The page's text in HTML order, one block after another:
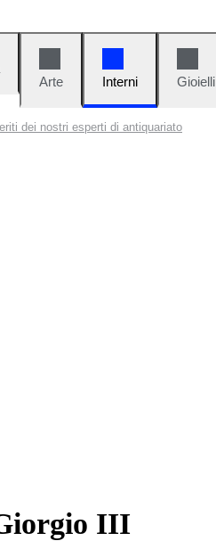
Arte
Interni Gioielli
dei nostri esperti di antiquariato
III